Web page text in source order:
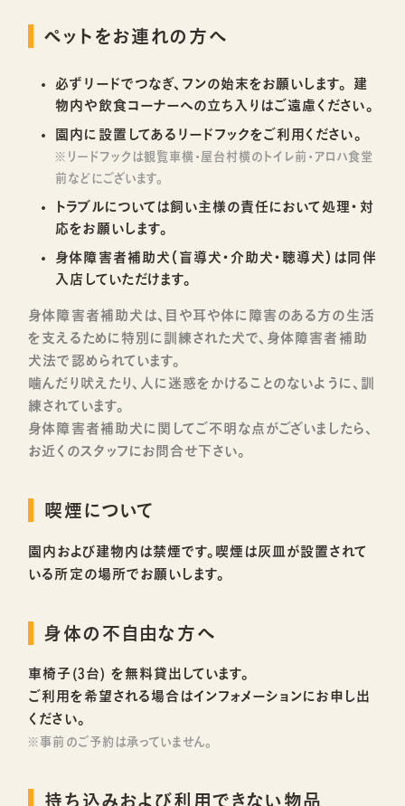
ペットをお連れの方へ
必ずリードでつなぎ、フンの始末をお願いします。 建
物内や飲食コーナーへの立ち入りはご遠慮ください。
園内に設置してあるリードフックをご利用ください。
※リードフックは観覧車横・屋台村横のトイレ前・アロハ食堂
前などにございます。
トラブルについては飼い主様の責任において処理・対
応をお願いします。
身体障害者補助犬（盲導犬・介助犬・聴導犬）は同伴
入店していただけます。
身体障害者補助犬は、目や耳や体に障害のある方の生活
を支えるために特別に訓練された犬で、身体障害者補助
犬法で認められています。
噛んだり吠えたり、人に迷惑をかけることのないように、訓
練されています。
身体障害者補助犬に関してご不明な点がございましたら、
お近くのスタッフにお問合せ下さい。
喫煙について
園内および建物内は禁煙です。喫煙は灰皿が設置されて
いる所定の場所でお願いします。
身体の不自由な方へ
車椅子(3台) を無料貸出しています。
ご利用を希望される場合はインフォメーションにお申し出
ください。
※事前のご予約は承っていません。
持ち込みおよび利用できない物品